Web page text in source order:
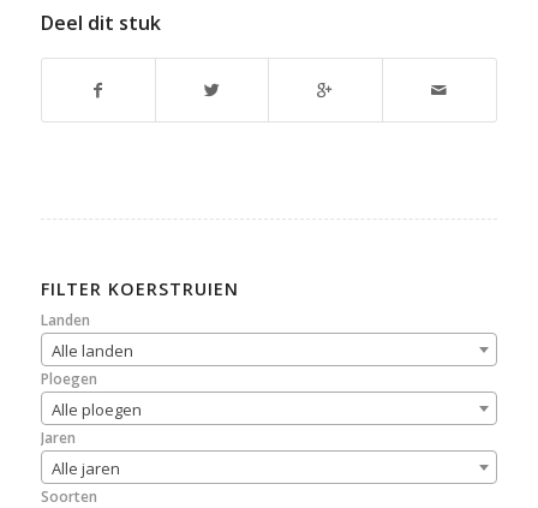
Deel dit stuk
FILTER KOERSTRUIEN
Landen
Alle landen
Ploegen
Alle ploegen
Jaren
Alle jaren
Soorten